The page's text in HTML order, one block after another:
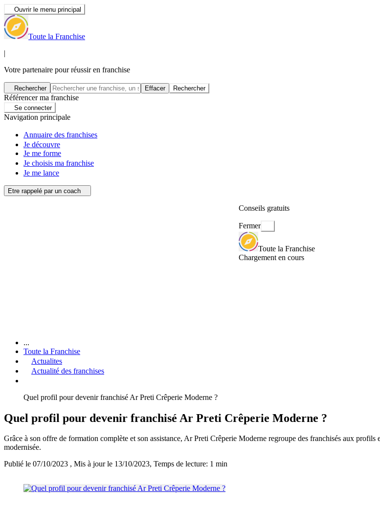
Ouvrir le menu principal
Toute la Franchise
|
Votre partenaire pour réussir en franchise
Rechercher Effacer Rechercher
Référencer ma franchise
Se connecter
Navigation principale
Annuaire des franchises
Je découvre
Je me forme
Je choisis ma franchise
Je me lance
Etre rappelé par un coach
Conseils gratuits
Fermer
Toute la Franchise
Chargement en cours
...
Toute la Franchise
Actualites
Actualité des franchises
Quel profil pour devenir franchisé Ar Preti Crêperie Moderne ?
Quel profil pour devenir franchisé Ar Preti Crêperie Moderne ?
Grâce à son offre de formation complète et son assistance, Ar Preti Crêperie Moderne regroupe des franchisés aux
modernisée.
Publié le 07/10/2023 , Mis à jour le 13/10/2023, Temps de lecture: 1 min